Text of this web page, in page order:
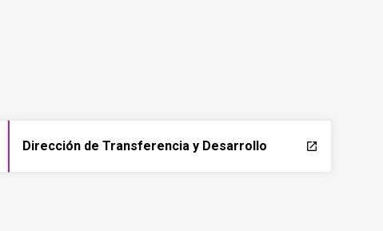
Dirección de Transferencia y Desarrollo launch